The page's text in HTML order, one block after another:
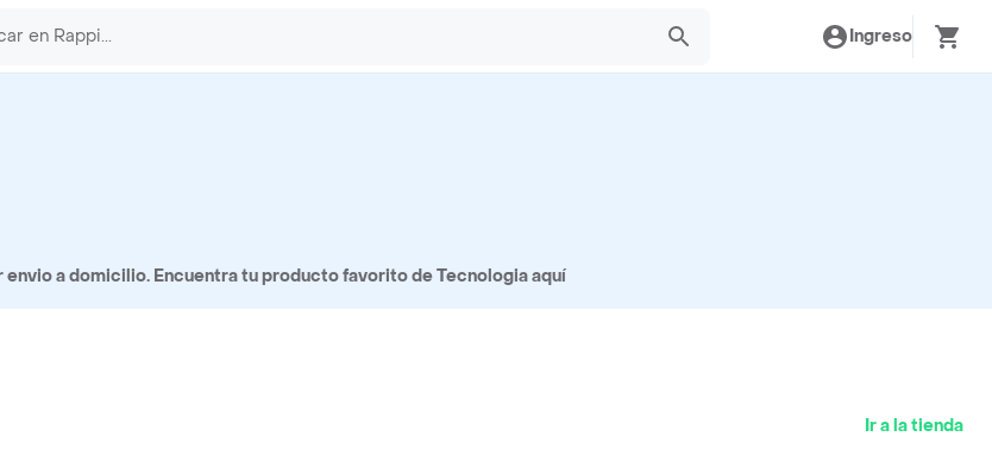
Ingreso
a domicilio. Encuentra tu producto favorito de Tecnologia aquí
Ir a la tienda